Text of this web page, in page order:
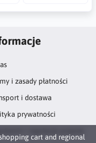
cart and regional
i zasady płatności
i dostawa
prywatności